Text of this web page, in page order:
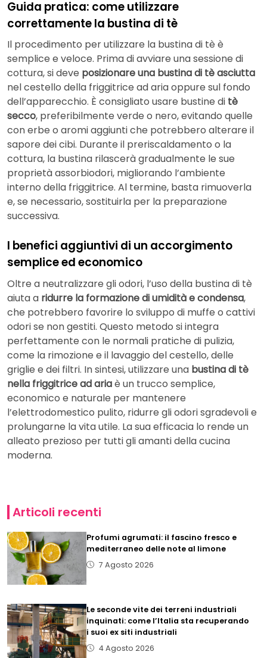
Guida pratica: come utilizzare
correttamente la bustina di tè
Il procedimento per utilizzare la bustina di tè è
semplice e veloce. Prima di avviare una sessione di
cottura, si deve posizionare una bustina di tè asciutta
nel cestello della friggitrice ad aria oppure sul fondo
dell’apparecchio. È consigliato usare bustine di tè
secco, preferibilmente verde o nero, evitando quelle
con erbe o aromi aggiunti che potrebbero alterare il
sapore dei cibi. Durante il preriscaldamento o la
cottura, la bustina rilascerà gradualmente le sue
proprietà assorbiodori, migliorando l’ambiente
interno della friggitrice. Al termine, basta rimuoverla
e, se necessario, sostituirla per la preparazione
successiva.
I benefici aggiuntivi di un accorgimento
semplice ed economico
Oltre a neutralizzare gli odori, l’uso della bustina di tè
aiuta a ridurre la formazione di umidità e condensa,
che potrebbero favorire lo sviluppo di muffe o cattivi
odori se non gestiti. Questo metodo si integra
perfettamente con le normali pratiche di pulizia,
come la rimozione e il lavaggio del cestello, delle
griglie e dei filtri. In sintesi, utilizzare una bustina di tè
nella friggitrice ad ariaè un trucco semplice,
economico e naturale per mantenere
l’elettrodomestico pulito, ridurre gli odori sgradevoli e
prolungarne la vita utile. La sua efficacia lo rende un
alleato prezioso per tutti gli amanti della cucina
moderna.
Articoli recenti
Profumi agrumati: il fascino fresco e
mediterraneo delle note al limone
7 Agosto 2026
Le seconde vite dei terreni industriali
inquinati: come l’Italia sta recuperando
i suoi ex siti industriali
4 Agosto 2026